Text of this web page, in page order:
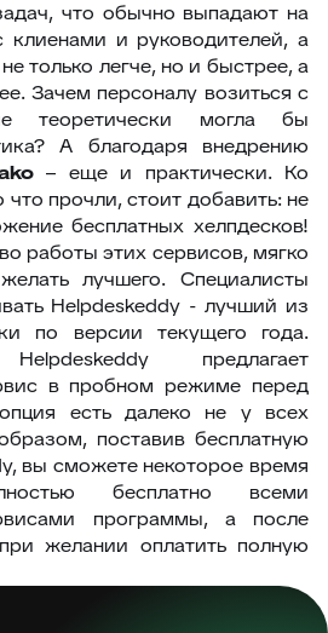
что обычно выпадают на
клиенами и руководителей, а
только легче, но и быстрее, а
Зачем персоналу возиться с
теоретически могла бы
А благодаря внедрению
– еще и практически. Ко
что прочли, стоит добавить: не
бесплатных хелпдесков!
работы этих сервисов, мягко
лучшего. Специалисты
Helpdeskeddy - лучший из
по версии текущего года.
предлагает
в пробном режиме перед
есть далеко не у всех
поставив бесплатную
вы сможете некоторое время
бесплатно всеми
программы, а после
желании оплатить полную